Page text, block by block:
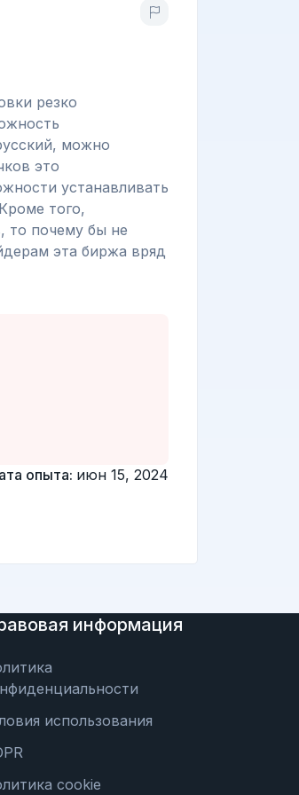
резко
можно
это
устанавливать
того,
то почему бы не
эта биржа вряд
опыта: июн 15, 2024
информация
использования
cookie